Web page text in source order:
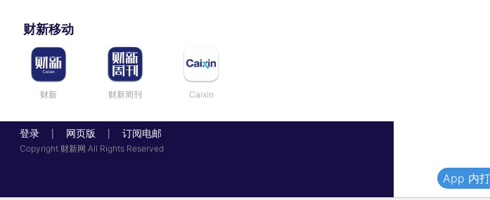
财新移动
财新 财新周刊 Caixin
登录 网页版 订阅电邮
Copyright 财新网 All Rights Reserved
App 内